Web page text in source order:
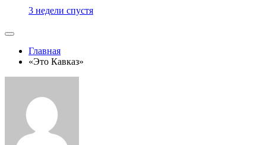
3 недели спустя
Главная
«Это Кавказ»